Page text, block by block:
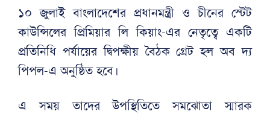
১০ জুলাই বাংলাদেশের প্রধানমন্ত্রী ও চীনের স্টেট
কাউন্সিলের প্রিমিয়ার লি কিয়াং-এর নেতৃত্বে একটি
প্রতিনিধি পর্যায়ের দ্বিপক্ষীয় বৈঠক গ্রেট হল অব দ্য
পিপল-এ অনুষ্ঠিত হবে।
এ সময় তাদের উপস্থিতিতে সমঝোতা স্মারক